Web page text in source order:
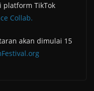
platform TikTok
Collab.
akan dimulai 15